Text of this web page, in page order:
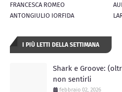
FRANCESCA ROMEO
ANTONGIULIO IORFIDA
I PIÙ LETTI DELLA SETTIMANA
Shark e Groove:
non sentirli
febbraio 02, 2026